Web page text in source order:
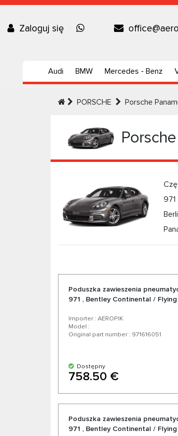
Zaloguj się
Audi BMW Mercedes - Benz
PORSCHE Porsche
971
rozdzielczej, z powierzchniami
pochodzi z Porsche 356 A z
kosztowną skórzaną tapicerką.
kompresor Zawieszenie
Wybierając nas, wybierasz
doskonałym stosunkiem jakości
Poduszka zawieszenia
971 , Bentley Continental /
Importer : AEROPIK
Model :
Original part number : 971616051
Dostępny
758.50 €
Poduszka zawieszenia
971 , Bentley Continental /